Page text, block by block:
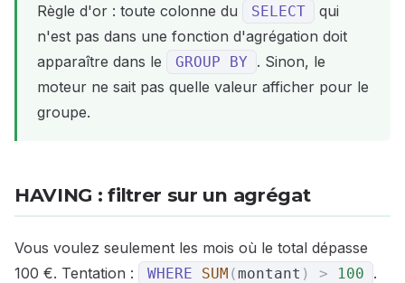
Règle d'or : toute colonne du SELECT
qui
n'est pas dans une fonction d'agrégation doit
apparaître dans le
GROUP BY
. Sinon, le
moteur ne sait pas quelle valeur afficher pour le
groupe.
HAVING : filtrer sur un agrégat
Vous voulez seulement les mois où le total dépasse
100 €. Tentation :
WHERE SUM (montant ) > 100
.